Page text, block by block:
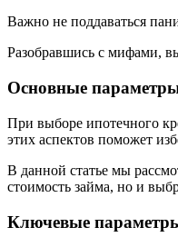
Важно не поддаваться
Разобравшись с мифами,
Основные
При выборе ипотечного
этих аспектов поможет
В данной статье мы
стоимость займа, но и
Ключевые